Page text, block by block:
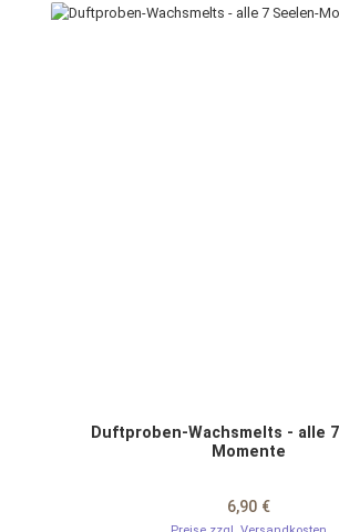
Duftproben-Wachsmelts - alle 7 Seelen-
Momente
Regulärer Preis:
6,90 €